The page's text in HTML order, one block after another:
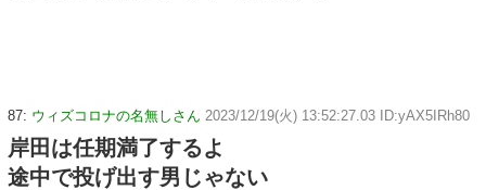
87: ウィズコロナの名無しさん 2023/12/19(火) 13:52:27.03 ID:yAX5IRh80
岸田は任期満了するよ
途中で投げ出す男じゃない